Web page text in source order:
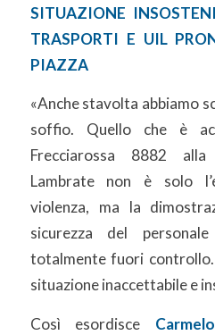
SITUAZIONE
TRASPORTI E UIL
PIAZZA
«Anche stavolta abbiamo
soffio. Quello che è
Frecciarossa 8882
Lambrate non è solo
violenza, ma la
sicurezza del
totalmente fuori
situazione inaccettabile e
Così esordisce